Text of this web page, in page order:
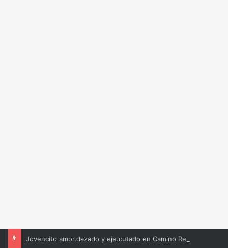
Jovencito amor.dazado y eje.cutado en Camino Real